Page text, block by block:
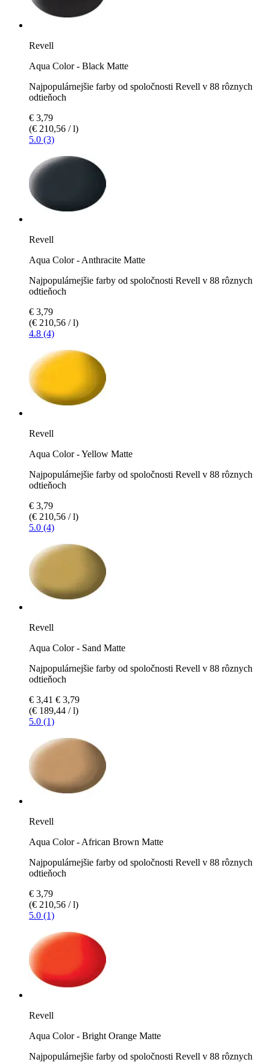
Revell
Aqua Color - Black Matte
Najpopulárnejšie farby od spoločnosti Revell v 88 rôznych
odtieňoch
€ 3,79
(€ 210,56 / l)
5.0 (3)
Revell
Aqua Color - Anthracite Matte
Najpopulárnejšie farby od spoločnosti Revell v 88 rôznych
odtieňoch
€ 3,79
(€ 210,56 / l)
4.8 (4)
Revell
Aqua Color - Yellow Matte
Najpopulárnejšie farby od spoločnosti Revell v 88 rôznych
odtieňoch
€ 3,79
(€ 210,56 / l)
5.0 (4)
Revell
Aqua Color - Sand Matte
Najpopulárnejšie farby od spoločnosti Revell v 88 rôznych
odtieňoch
€ 3,41 € 3,79
(€ 189,44 / l)
5.0 (1)
Revell
Aqua Color - African Brown Matte
Najpopulárnejšie farby od spoločnosti Revell v 88 rôznych
odtieňoch
€ 3,79
(€ 210,56 / l)
5.0 (1)
Revell
Aqua Color - Bright Orange Matte
Najpopulárnejšie farby od spoločnosti Revell v 88 rôznych